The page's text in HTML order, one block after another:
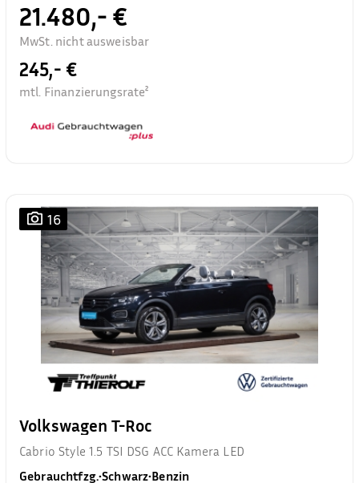
21.480,- €
MwSt. nicht ausweisbar
245,- €
mtl. Finanzierungsrate²
16
Volkswagen T-Roc
Cabrio Style 1.5 TSI DSG ACC Kamera LED
Gebrauchtfzg.•Schwarz•Benzin